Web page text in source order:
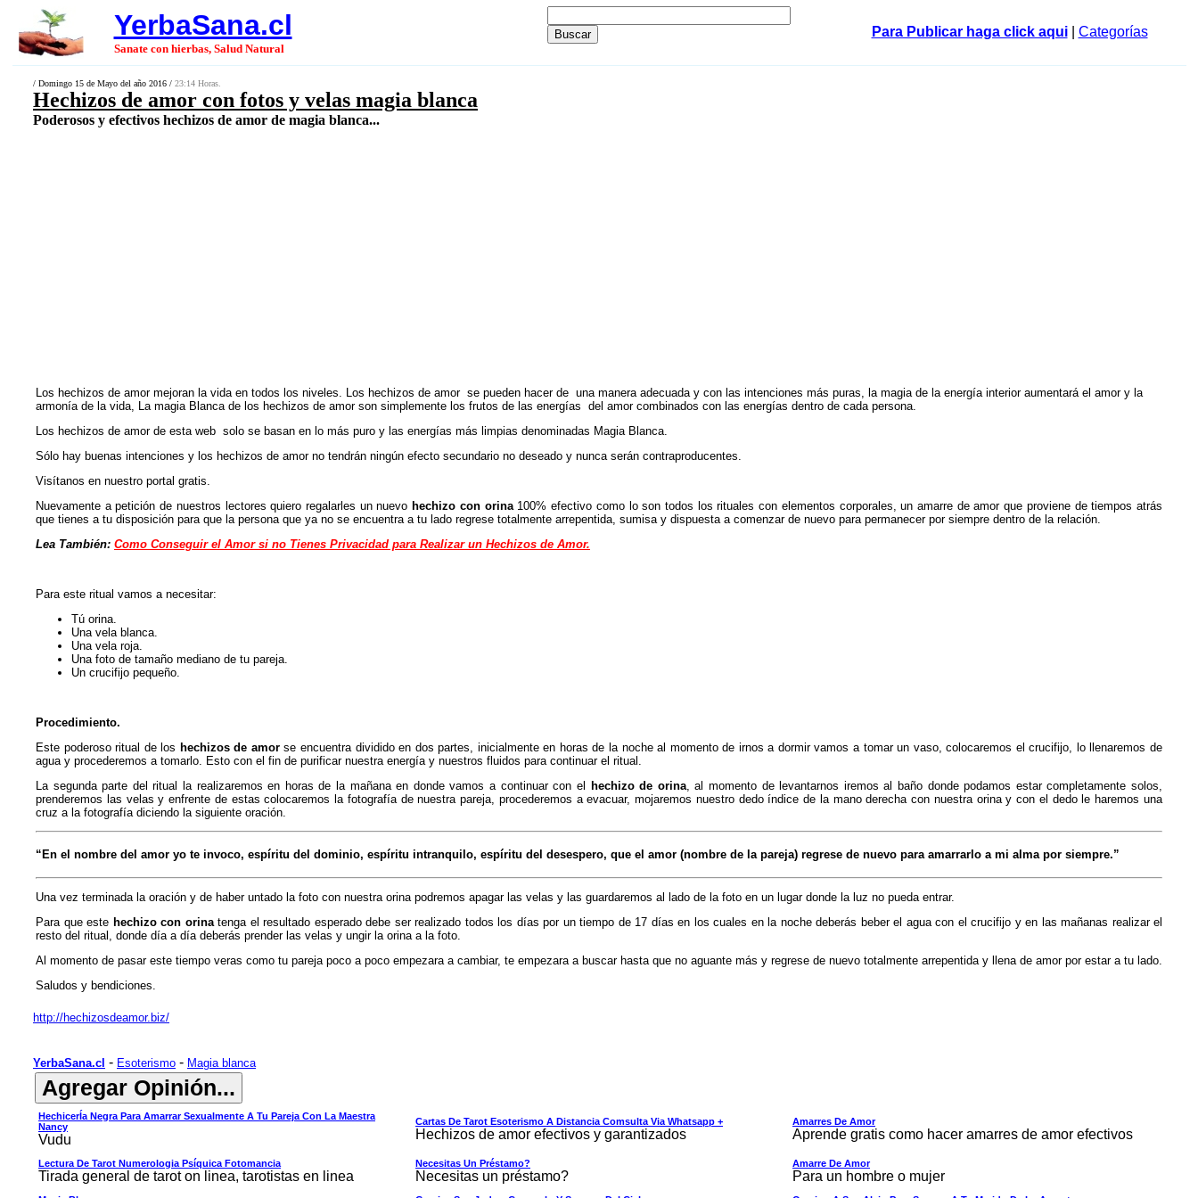
YerbaSana.cl
Sanate con hierbas, Salud Natural
Para Publicar haga click aqui| Categorías
/ Domingo 15 de Mayo del año 2016 / 23:14 Horas.
Hechizos de amor con fotos y velas magia blanca
Poderosos y efectivos hechizos de amor de magia blanca...
Los hechizos de amormejoran la vida en todos los niveles. Los hechizos de amor se pueden hacer de una manera adecuada y con las intenciones más puras, la magia de la energía interior aumentará el amor y la
armonía de la vida, La magia Blanca de los hechizos de amor son simplemente los frutos de las energías del amor combinados con las energías dentro de cada persona.
Los hechizos de amor de esta web solo se basan en lo más puro y las energías más limpias denominadas Magia Blanca.
Sólo hay buenas intenciones y los hechizos de amor no tendrán ningún efecto secundario no deseado y nunca serán contraproducentes.
Visítanos en nuestro portal gratis.
Nuevamente a petición de nuestros lectores quiero regalarles un nuevo hechizo con orina100% efectivo como lo son todos los rituales con elementos corporales, un amarre de amor que proviene de tiempos atrás
que tienes a tu disposición para que la persona que ya no se encuentra a tu lado regrese totalmente arrepentida, sumisa y dispuesta a comenzar de nuevo para permanecer por siempre dentro de la relación.
Lea También: Como Conseguir el Amor si no Tienes Privacidad para Realizar un Hechizos de Amor.
Para este ritual vamos a necesitar:
Tú orina.
Una vela blanca.
Una vela roja.
Una foto de tamaño mediano de tu pareja.
Un crucifijo pequeño.
Procedimiento.
Este poderoso ritual de los hechizos de amorse encuentra dividido en dos partes, inicialmente en horas de la noche al momento de irnos a dormir vamos a tomar un vaso, colocaremos el crucifijo, lo llenaremos de
agua y procederemos a tomarlo. Esto con el fin de purificar nuestra energía y nuestros fluidos para continuar el ritual.
La segunda parte del ritual la realizaremos en horas de la mañana en donde vamos a continuar con el
hechizo de orina, al momento de levantarnos iremos al baño donde podamos estar completamente solos,
prenderemos las velas y enfrente de estas colocaremos la fotografía de nuestra pareja, procederemos a evacuar, mojaremos nuestro dedo índice de la mano derecha con nuestra orina y con el dedo le haremos una
cruz a la fotografía diciendo la siguiente oración.
“En el nombre del amor yo te invoco, espíritu del dominio, espíritu intranquilo, espíritu del desespero, que el amor (nombre de la pareja) regrese de nuevo para amarrarlo a mi alma por siempre.”
Una vez terminada la oración y de haber untado la foto con nuestra orina podremos apagar las velas y las guardaremos al lado de la foto en un lugar donde la luz no pueda entrar.
Para que este hechizo con orinatenga el resultado esperado debe ser realizado todos los días por un tiempo de 17 días en los cuales en la noche deberás beber el agua con el crucifijo y en las mañanas realizar el
resto del ritual, donde día a día deberás prender las velas y ungir la orina a la foto.
Al momento de pasar este tiempo veras como tu pareja poco a poco empezara a cambiar, te empezara a buscar hasta que no aguante más y regrese de nuevo totalmente arrepentida y llena de amor por estar a tu lado.
Saludos y bendiciones.
http://hechizosdeamor.biz/
YerbaSana.cl - Esoterismo - Magia blanca
HechicerÍa Negra Para Amarrar Sexualmente A Tu Pareja Con La Maestra
Nancy
Vudu
Cartas De Tarot Esoterismo A Distancia Comsulta Via Whatsapp +
Hechizos de amor efectivos y garantizados
Amarres De Amor
Aprende gratis como hacer amarres de amor efectivos
Lectura De Tarot Numerologia Psíquica Fotomancia
Tirada general de tarot on linea, tarotistas en linea
Necesitas Un Préstamo?
Necesitas un préstamo?
Amarre De Amor
Para un hombre o mujer